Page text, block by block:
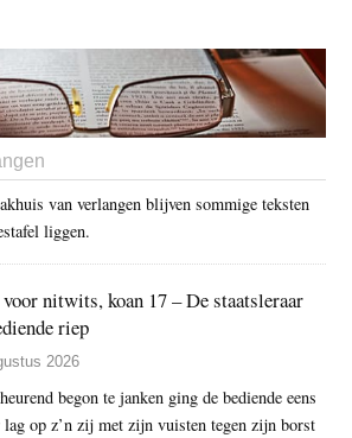
van verlangen blijven sommige teksten
liggen.
nitwits, koan 17 – De staatsleraar
riep
2026
begon te janken ging de bediende eens
op z’n zij met zijn vuisten tegen zijn borst